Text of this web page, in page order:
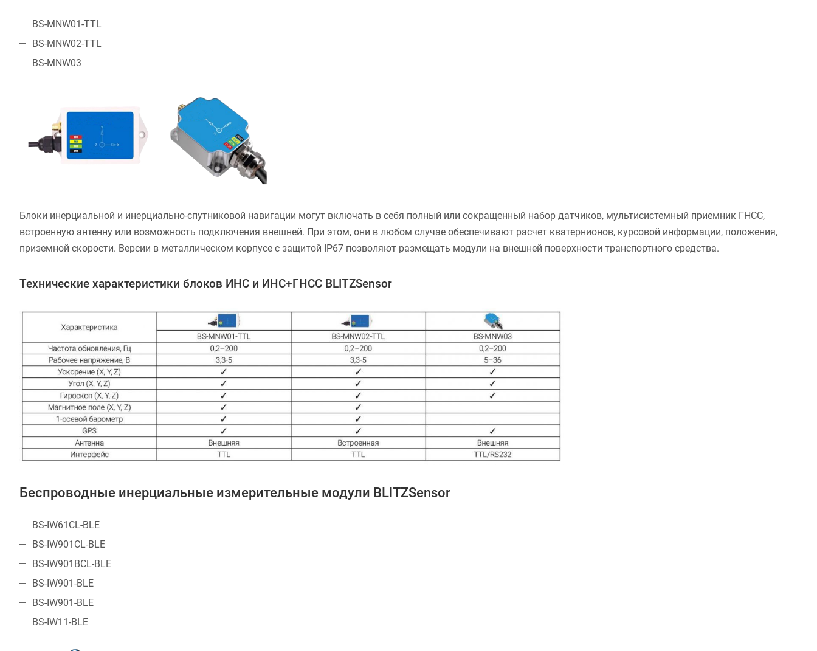
BS-MNW01-TTL
BS-MNW02-TTL
BS-MNW03
Блоки инерциальной и инерциально-спутниковой навигации могут включать в себя полный или сокращенный набор датчиков, мультисистемный приемник ГНСС,
встроенную антенну или возможность подключения внешней. При этом, они в любом случае обеспечивают расчет кватернионов, курсовой информации, положения,
приземной скорости. Версии в металлическом корпусе с защитой IP67 позволяют размещать модули на внешней поверхности транспортного средства.
Технические характеристики блоков ИНС и ИНС+ГНСС BLITZSensor
Беспроводные инерциальные измерительные модули BLITZSensor
BS-IW61CL-BLE
BS-IW901CL-BLE
BS-IW901BCL-BLE
BS-IW901-BLE
BS-IW901-BLE
BS-IW11-BLE